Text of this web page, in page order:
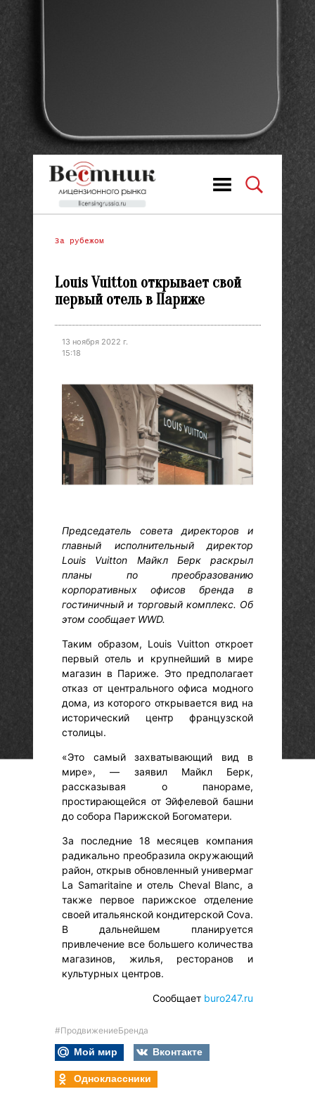
За рубежом
Louis Vuitton открывает свой
первый отель в Париже
13 ноября 2022 г.
15:18
Председатель совета директоров и
главный исполнительный директор
Louis Vuitton Майкл Берк раскрыл
планы по преобразованию
корпоративных офисов бренда в
гостиничный и торговый комплекс. Об
этом сообщает WWD.
Таким образом, Louis Vuitton откроет
первый отель и крупнейший в мире
магазин в Париже. Это предполагает
отказ от центрального офиса модного
дома, из которого открывается вид на
исторический центр французской
столицы.
«Это самый захватывающий вид в
мире», — заявил Майкл Берк,
рассказывая о панораме,
простирающейся от Эйфелевой башни
до собора Парижской Богоматери.
За последние 18 месяцев компания
радикально преобразила окружающий
район, открыв обновленный универмаг
La Samaritaine и отель Cheval Blanc, а
также первое парижское отделение
своей итальянской кондитерской Cova.
В дальнейшем планируется
привлечение все большего количества
магазинов, жилья, ресторанов и
культурных центров.
Сообщает buro247.ru
#ПродвижениеБренда
Мой мир
Вконтакте
Одноклассники